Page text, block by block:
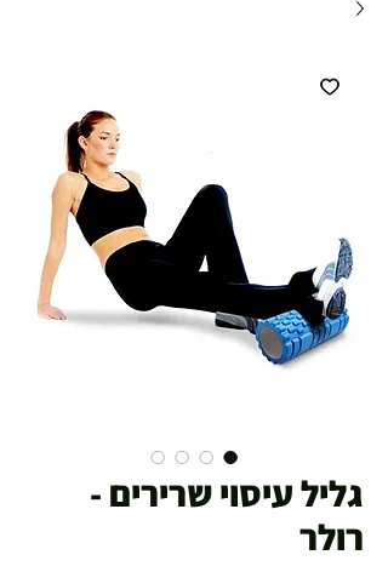
גליל עיסוי שרירים -
רולר